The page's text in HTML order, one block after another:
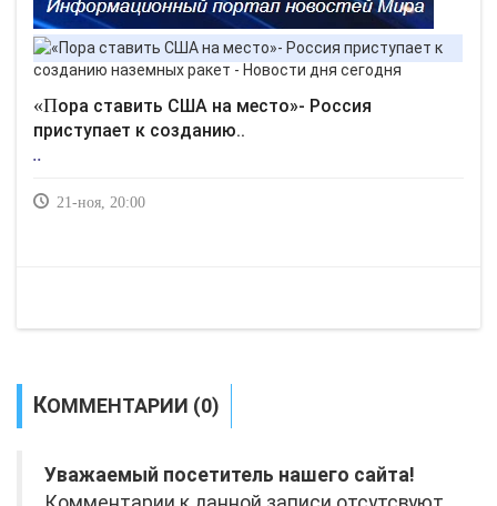
«Пора ставить США на место»- Россия
приступает к созданию..
..
21-ноя, 20:00
КОММЕНТАРИИ (0)
Уважаемый посетитель нашего сайта!